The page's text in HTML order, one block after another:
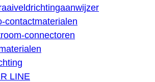
contactmaterialen
connectoren
LINE